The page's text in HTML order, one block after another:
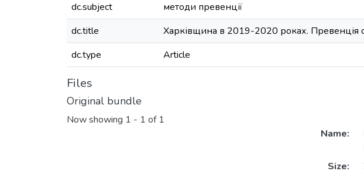
dc.subject
методи превенції
dc.title
Харківщина в 2019-2020 роках. Превенція
dc.type
Article
Files
Original bundle
Now showing 1 - 1 of 1
Name:
Size: